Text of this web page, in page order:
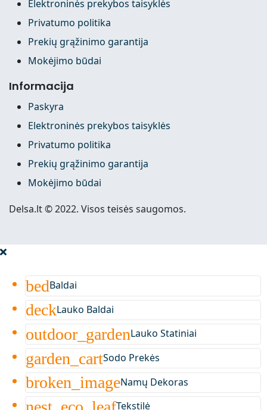
Elektroninės prekybos taisyklės
Privatumo politika
Prekių grąžinimo garantija
Mokėjimo būdai
Informacija
Paskyra
Elektroninės prekybos taisyklės
Privatumo politika
Prekių grąžinimo garantija
Mokėjimo būdai
Delsa.lt © 2022. Visos teisės saugomos.
bedBaldai
deckLauko Baldai
outdoor_gardenLauko Statiniai
garden_cartSodo Prekės
broken_imageNamų Dekoras
Tekstilė